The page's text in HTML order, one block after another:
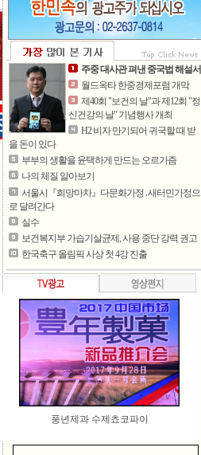
주중 대사관 펴낸 중국법 해설서
월드옥타 한중경제포럼 개막
제40회 "보건의 날"과 제12회 "정
신건강의 날" 기념행사 개최
H2 비자 만기되어 귀국할 때 받
을 돈이 있다
부부의 생활을 윤택하게 만드는 오르가즘
나의 체질 알아보기
서울시『희망마차』다문화가정․새터민가정으
로 달려간다
실수
보건복지부 가습기살균제, 사용 중단 강력 권고
한국축구 올림픽 사상 첫 4강 진출
여름철 무더위 식혀주는 시원..